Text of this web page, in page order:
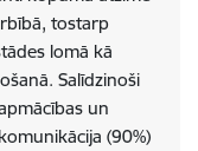
tostarp
lomā kā
Salīdzinoši
un
(90%)